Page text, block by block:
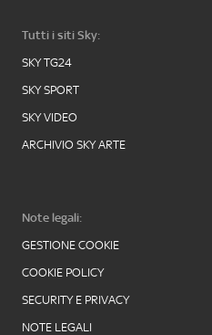
Tutti i siti Sky:
SKY TG24
SKY SPORT
SKY VIDEO
ARCHIVIO SKY ARTE
Note legali:
GESTIONE COOKIE
COOKIE POLICY
SECURITY E PRIVACY
NOTE LEGALI